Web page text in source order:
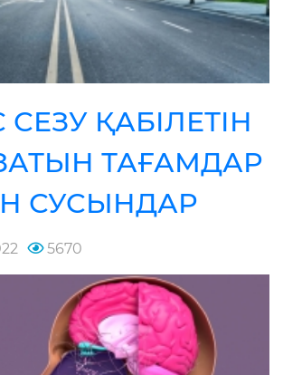
СЕЗУ ҚАБІЛЕТІН
ТАҒАМДАР
СУСЫНДАР
5670